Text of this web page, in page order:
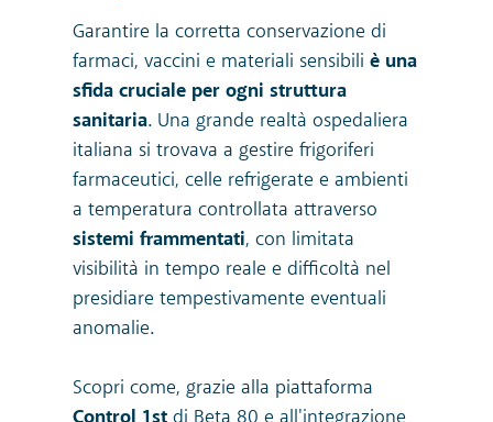
Garantire la corretta conservazione di
farmaci, vaccini e materiali sensibili è una
sfida cruciale per ogni struttura
sanitaria. Una grande realtà ospedaliera
italiana si trovava a gestire frigoriferi
farmaceutici, celle refrigerate e ambienti
a temperatura controllata attraverso
sistemi frammentati, con limitata
visibilità in tempo reale e difficoltà nel
presidiare tempestivamente eventuali
anomalie.
Scopri come, grazie alla piattaforma